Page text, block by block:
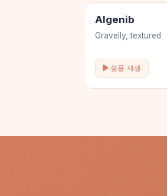
Algenib
Gravelly, textured
샘플 재생